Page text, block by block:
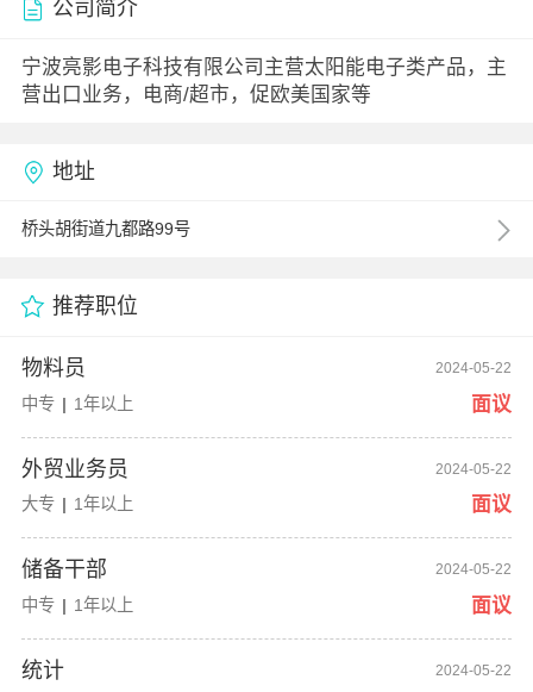
公司简介
宁波亮影电子科技有限公司主营太阳能电子类产品，主
营出口业务，电商/超市，促欧美国家等
地址
桥头胡街道九都路99号
推荐职位
物料员 2024-05-22
中专 | 1年以上 面议
外贸业务员 2024-05-22
大专 | 1年以上 面议
储备干部 2024-05-22
中专 | 1年以上 面议
统计 2024-05-22